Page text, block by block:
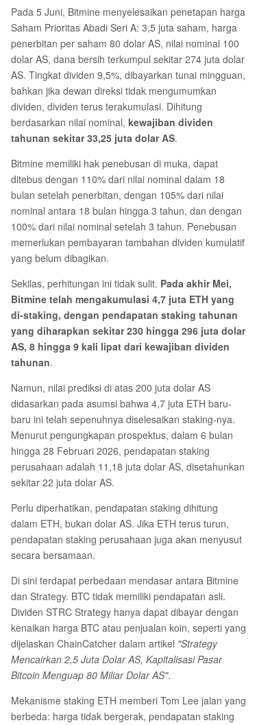
Pada 5 Juni, Bitmine menyelesaikan penetapan harga
Saham Prioritas Abadi Seri A: 3,5 juta saham, harga
penerbitan per saham 80 dolar AS, nilai nominal 100
dolar AS, dana bersih terkumpul sekitar 274 juta dolar
AS. Tingkat dividen 9,5%, dibayarkan tunai mingguan,
bahkan jika dewan direksi tidak mengumumkan
dividen, dividen terus terakumulasi. Dihitung
berdasarkan nilai nominal, kewajiban dividen
tahunan sekitar 33,25 juta dolar AS.
Bitmine memiliki hak penebusan di muka, dapat
ditebus dengan 110% dari nilai nominal dalam 18
bulan setelah penerbitan, dengan 105% dari nilai
nominal antara 18 bulan hingga 3 tahun, dan dengan
100% dari nilai nominal setelah 3 tahun. Penebusan
memerlukan pembayaran tambahan dividen kumulatif
yang belum dibagikan.
Sekilas, perhitungan ini tidak sulit. Pada akhir Mei,
Bitmine telah mengakumulasi 4,7 juta ETH yang
di-staking, dengan pendapatan staking tahunan
yang diharapkan sekitar 230 hingga 296 juta dolar
AS, 8 hingga 9 kali lipat dari kewajiban dividen
tahunan.
Namun, nilai prediksi di atas 200 juta dolar AS
didasarkan pada asumsi bahwa 4,7 juta ETH baru-
baru ini telah sepenuhnya diselesaikan staking-nya.
Menurut pengungkapan prospektus, dalam 6 bulan
hingga 28 Februari 2026, pendapatan staking
perusahaan adalah 11,18 juta dolar AS, disetahunkan
sekitar 22 juta dolar AS.
Perlu diperhatikan, pendapatan staking dihitung
dalam ETH, bukan dolar AS. Jika ETH terus turun,
pendapatan staking perusahaan juga akan menyusut
secara bersamaan.
Di sini terdapat perbedaan mendasar antara Bitmine
dan Strategy. BTC tidak memiliki pendapatan asli.
Dividen STRC Strategy hanya dapat dibayar dengan
kenaikan harga BTC atau penjualan koin, seperti yang
dijelaskan ChainCatcher dalam artikel "Strategy
Mencairkan 2,5 Juta Dolar AS, Kapitalisasi Pasar
Bitcoin Menguap 80 Miliar Dolar AS".
Mekanisme staking ETH memberi Tom Lee jalan yang
berbeda: harga tidak bergerak, pendapatan staking